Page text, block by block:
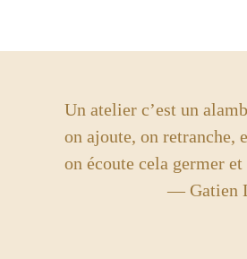
Un atelier c’est un
on ajoute, on retranche,
on écoute cela germer
— Gatien